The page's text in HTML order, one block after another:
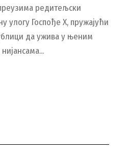
редитељски
улогу Госпође X, пружајући
да ужива у њеним